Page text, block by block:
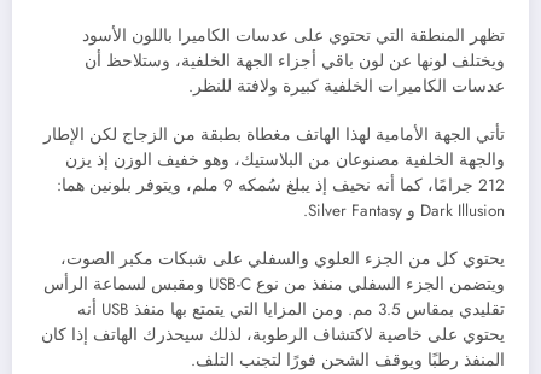
تظهر المنطقة التي تحتوي على عدسات الكاميرا باللون الأسود
ويختلف لونها عن لون باقي أجزاء الجهة الخلفية، وستلاحظ أن
عدسات الكاميرات الخلفية كبيرة ولافتة للنظر.
تأتي الجهة الأمامية لهذا الهاتف مغطاة بطبقة من الزجاج لكن الإطار
والجهة الخلفية مصنوعان من البلاستيك، وهو خفيف الوزن إذ يزن
212 جرامًا، كما أنه نحيف إذ يبلغ سُمكه 9 ملم، ويتوفر بلونين هما:
Dark Illusion و Silver Fantasy.
يحتوي كل من الجزء العلوي والسفلي على شبكات مكبر الصوت،
ويتضمن الجزء السفلي منفذ من نوع USB-C ومقبس لسماعة الرأس
تقليدي بمقاس 3.5 مم. ومن المزايا التي يتمتع بها منفذ USB أنه
يحتوي على خاصية لاكتشاف الرطوبة، لذلك سيحذرك الهاتف إذا كان
المنفذ رطبًا ويوقف الشحن فورًا لتجنب التلف.